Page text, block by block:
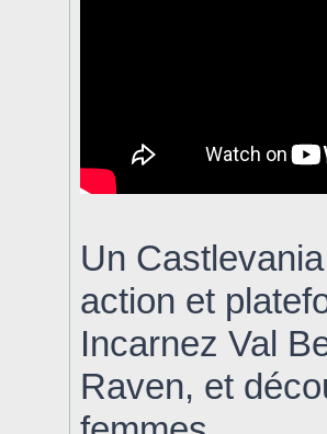
Un
action et
Incarnez Val
Raven, et